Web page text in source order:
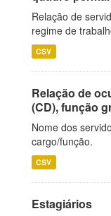
Relação de
regime de
CSV
Relação de
(CD), função
Nome dos
cargo/função.
CSV
Estagiários